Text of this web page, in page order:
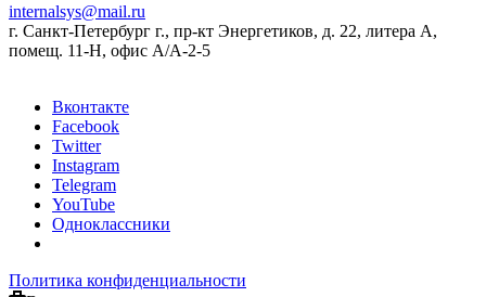
internalsys@mail.ru
г. Санкт-Петербург г., пр-кт Энергетиков, д. 22, литера А,
помещ. 11-Н, офис А/А-2-5
Вконтакте
Facebook
Twitter
Instagram
Telegram
YouTube
Одноклассники
Политика конфиденциальности